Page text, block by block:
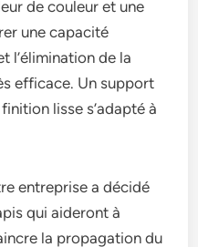
de couleur et une
une capacité
l’élimination de la
efficace. Un support
lisse s’adapté à
entreprise a décidé
qui aideront à
la propagation du